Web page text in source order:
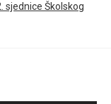
sjednice Školskog